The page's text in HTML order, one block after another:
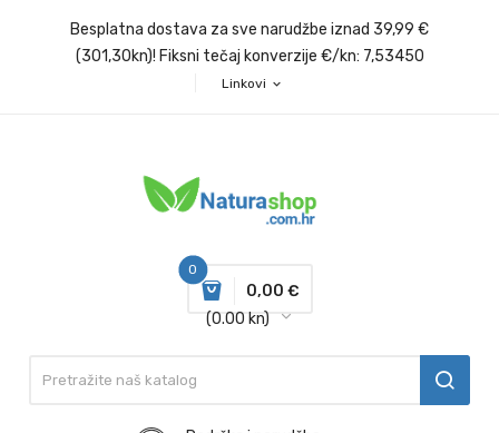
Besplatna dostava za sve narudžbe iznad 39,99 €
(301,30kn)! Fiksni tečaj konverzije €/kn: 7,53450
Linkovi expand_more
0
0,00 €
(0.00 kn)